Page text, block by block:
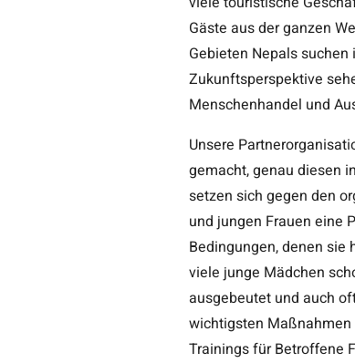
Gäste aus der ganzen
Gebieten Nepals
Zukunftsperspektive
Menschenhandel und
Unsere
gemacht, genau diesen
setzen sich gegen den
und jungen Frauen eine
Bedingungen, denen sie
viele junge Mädchen
ausgebeutet und auch
wichtigsten
Trainings für Betroffene